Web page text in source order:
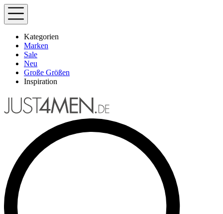
Kategorien
Marken
Sale
Neu
Große Größen
Inspiration